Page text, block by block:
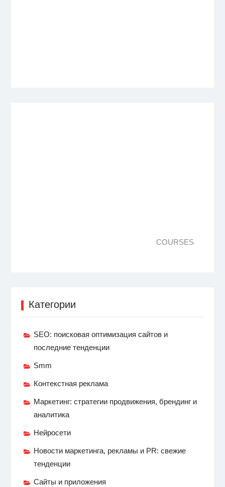
COURSES
Категории
SEO: поисковая оптимизация сайтов и
последние тенденции
Smm
Контекстная реклама
Маркетинг: стратегии продвижения, брендинг и
аналитика
Нейросети
Новости маркетинга, рекламы и PR: свежие
тенденции
Сайты и приложения